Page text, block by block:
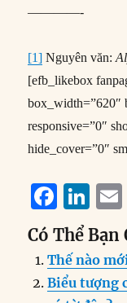
————-
[1] Nguyên văn:
[efb_likebox
box_width=”620″
responsive=”0″
hide_cover=”0″
F
a
c
e
Li
n
k
e
Có Thể Bạn
Thế nào
Biểu tượng